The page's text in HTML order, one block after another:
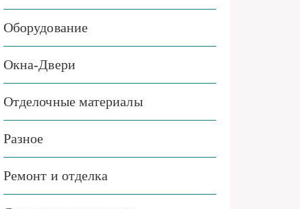
Оборудование
Окна-Двери
Отделочные материалы
Разное
Ремонт и отделка